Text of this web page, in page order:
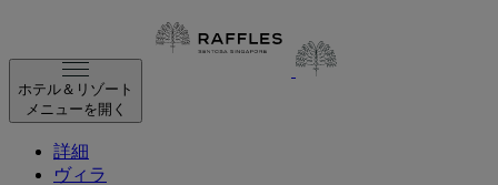
ホテル＆リゾート
メニューを開く
詳細
ヴィラ